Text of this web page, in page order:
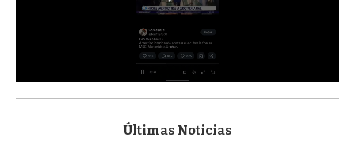
s
Últimas Noticias